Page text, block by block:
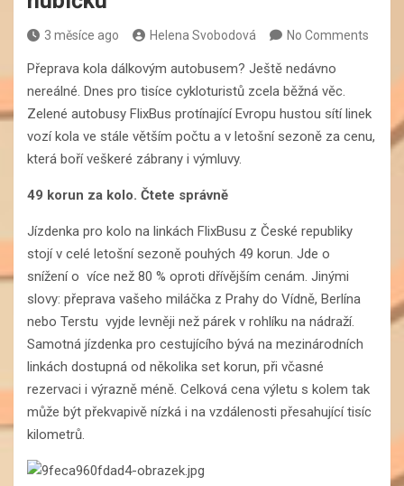
3 měsíce ago Helena Svobodová No Comments
Přeprava kola dálkovým autobusem? Ještě nedávno
nereálné. Dnes pro tisíce cykloturistů zcela běžná věc.
Zelené autobusy FlixBus protínající Evropu hustou sítí linek
vozí kola ve stále větším počtu a v letošní sezoně za cenu,
která boří veškeré zábrany i výmluvy.
49 korun za kolo. Čtete správně
Jízdenka pro kolo na linkách FlixBusu z České republiky
stojí v celé letošní sezoně pouhých 49 korun. Jde o
snížení o více než 80 % oproti dřívějším cenám. Jinými
slovy: přeprava vašeho miláčka z Prahy do Vídně, Berlína
nebo Terstu vyjde levněji než párek v rohlíku na nádraží.
Samotná jízdenka pro cestujícího bývá na mezinárodních
linkách dostupná od několika set korun, při včasné
rezervaci i výrazně méně. Celková cena výletu s kolem tak
může být překvapivě nízká i na vzdálenosti přesahující tisíc
kilometrů.